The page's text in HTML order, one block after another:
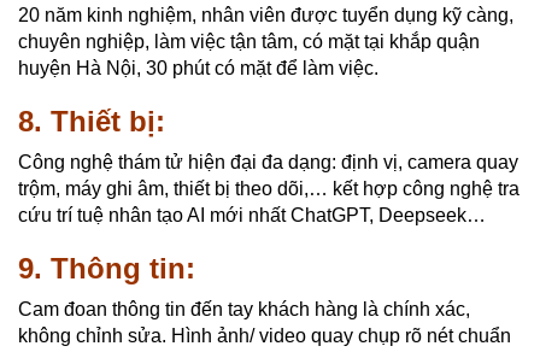
20 năm kinh nghiệm, nhân viên được tuyển dụng kỹ càng,
chuyên nghiệp, làm việc tận tâm, có mặt tại khắp quận
huyện Hà Nội, 30 phút có mặt để làm việc.
8. Thiết bị:
Công nghệ thám tử hiện đại đa dạng: định vị, camera quay
trộm, máy ghi âm, thiết bị theo dõi,… kết hợp công nghệ tra
cứu trí tuệ nhân tạo AI mới nhất ChatGPT, Deepseek…
9. Thông tin:
Cam đoan thông tin đến tay khách hàng là chính xác,
không chỉnh sửa. Hình ảnh/ video quay chụp rõ nét chuẩn